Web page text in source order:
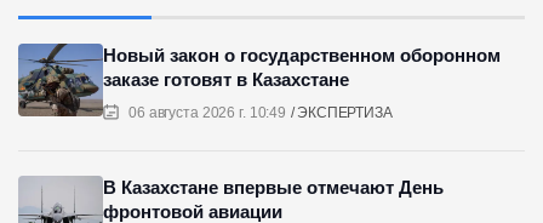
06 августа 2026 г. 10:49 ЭКСПЕРТИЗА
Новый закон о государственном оборонном
заказе готовят в Казахстане
В Казахстане впервые отмечают День
фронтовой авиации